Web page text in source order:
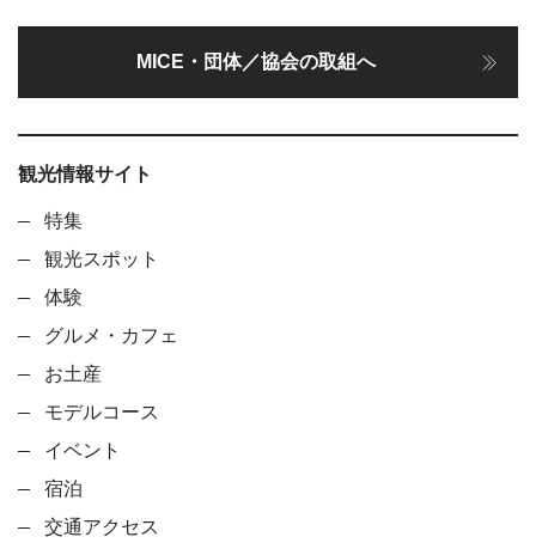
MICE・団体／協会の取組へ
観光情報サイト
特集
観光スポット
体験
グルメ・カフェ
お土産
モデルコース
イベント
宿泊
交通アクセス